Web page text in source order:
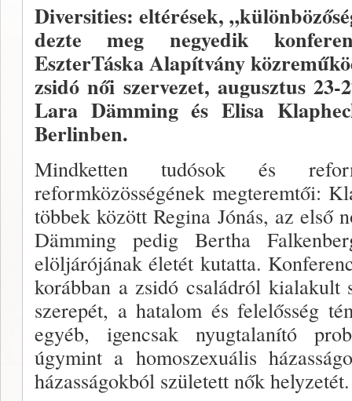
Diversities: eltérések,
dezte meg negyedik
EszterTáska Ala­pítvány
zsidó női szervezet, augusztus
Lara Dämming és Elisa
Berlinben.
Mindketten tudósok és
reformközösségének megte­remtői:
többek között Regina Jónás, az első
Dämming pe­dig Bertha
elöljárójának életét kutatta.
koráb­ban a zsidó családról
szerepét, a hatalom és felelősség
egyéb, igencsak nyugtalanító
úgymint a ho­moszexuális
házasságokból született nők hely­zetét.